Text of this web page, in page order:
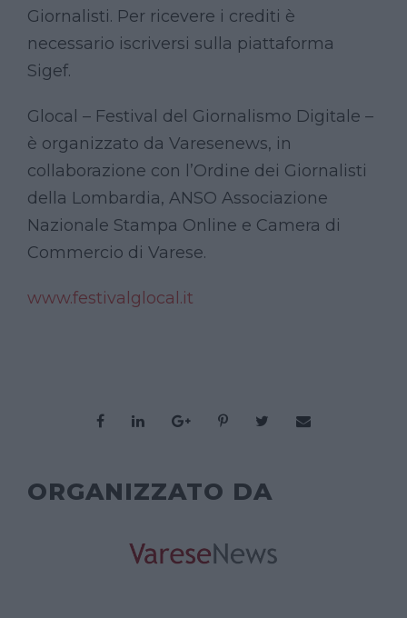
Giornalisti. Per ricevere i crediti è
necessario iscriversi sulla piattaforma
Sigef.
Glocal – Festival del Giornalismo Digitale –
è organizzato da Varesenews, in
collaborazione con l’Ordine dei Giornalisti
della Lombardia, ANSO Associazione
Nazionale Stampa Online e Camera di
Commercio di Varese.
www.festivalglocal.it
ORGANIZZATO DA